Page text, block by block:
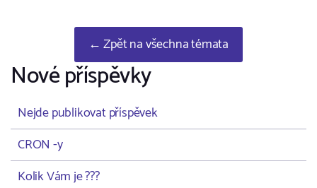
← Zpět na všechna témata
Nové příspěvky
Nejde publikovat příspěvek
CRON -y
Kolik Vám je ???